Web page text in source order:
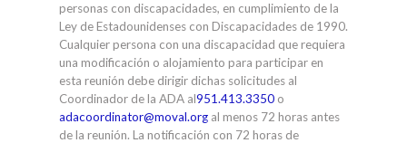
personas con discapacidades, en cumplimiento de la
Ley de Estadounidenses con Discapacidades de 1990.
Cualquier persona con una discapacidad que requiera
una modificación o alojamiento para participar en
esta reunión debe dirigir dichas solicitudes al
Coordinador de la ADA al951.413.3350 o
adacoordinator@moval.org al menos 72 horas antes
de la reunión. La notificación con 72 horas de